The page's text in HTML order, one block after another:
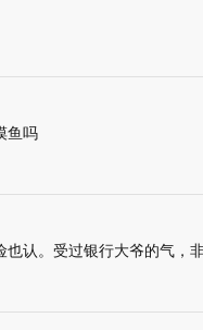
鱼吗
认。受过银行大爷的气，